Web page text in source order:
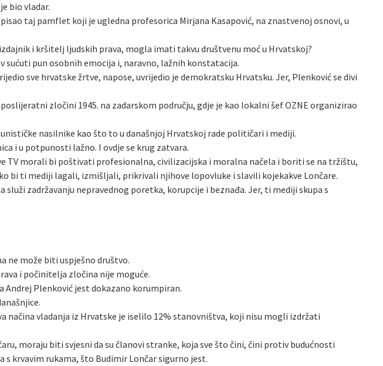
bio vladar.
taj pamflet koji je ugledna profesorica Mirjana Kasapović, na znastvenoj osnovi, u
i kršitelj ljudskih prava, mogla imati takvu društvenu moć u Hrvatskoj?
sućuti pun osobnih emocija i, naravno, lažnih konstatacija.
sve hrvatske žrtve, napose, uvrijedio je demokratsku Hrvatsku. Jer, Plenković se divi
zločini 1945. na zadarskom području, gdje je kao lokalni šef OZNE organizirao
nasilnike kao što to u današnjoj Hrvatskoj rade političari i mediji.
i u potpunosti lažno. I ovdje se krug zatvara.
TV morali bi poštivati profesionalna, civilizacijska i moralna načela i boriti se na tržištu,
bi ti mediji lagali, izmišljali, prikrivali njihove lopovluke i slavili kojekakve Lončare.
zadržavanju nepravednog poretka, korupcije i beznađa. Jer, ti mediji skupa s
ne može biti uspješno društvo.
i počinitelja zločina nije moguće.
Andrej Plenković jest dokazano korumpiran.
vladanja iz Hrvatske je iselilo 12% stanovništva, koji nisu mogli izdržati
moraju biti svjesni da su članovi stranke, koja sve što čini, čini protiv budućnosti
s krvavim rukama, što Budimir Lončar sigurno jest.